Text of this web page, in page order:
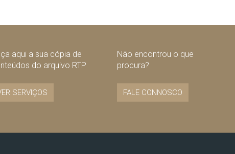
aqui a sua cópia de
do arquivo RTP
SERVIÇOS
Não encontrou o que
procura?
FALE CONNOSCO